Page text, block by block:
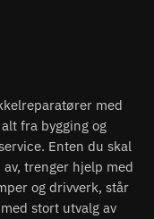
med
fra bygging og
Enten du skal
trenger hjelp med
og drivverk, står
stort utvalg av